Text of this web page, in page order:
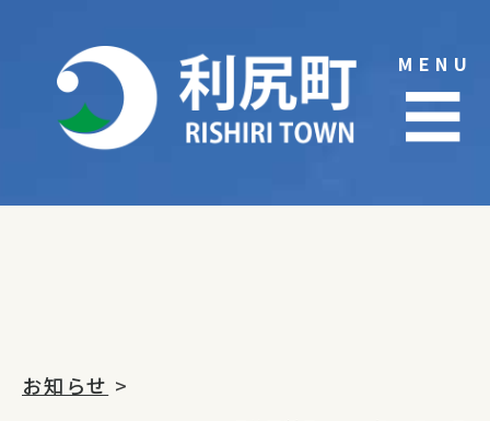
content
MENU
☰
お知らせ >